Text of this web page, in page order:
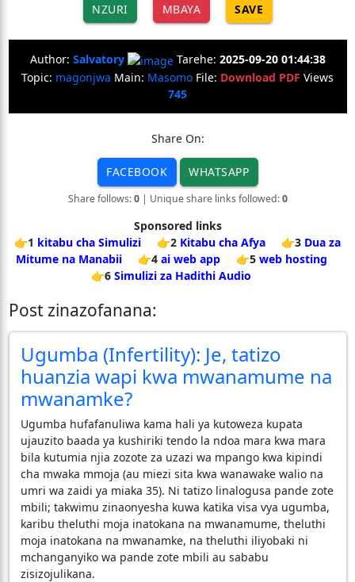
NZURI MBAYA SAVE
Author: Salvatory Tarehe: 2025-09-20 01:44:38
Topic: magonjwa Main: Masomo File: Download PDF Views
745
Share On:
FACEBOOK WHATSAPP
Share follows:0| Unique share links followed:0
Sponsored links
👉1 kitabu cha Simulizi 👉2 Kitabu cha Afya 👉3 Dua za
Mitume na Manabii
👉4 ai web app 👉5 web hosting
👉6 Simulizi za Hadithi Audio
Post zinazofanana:
Ugumba (Infertility): Je, tatizo
huanzia wapi kwa mwanamume na
mwanamke?
Ugumba hufafanuliwa kama hali ya kutoweza kupata
ujauzito baada ya kushiriki tendo la ndoa mara kwa mara
bila kutumia njia zozote za uzazi wa mpango kwa kipindi
cha mwaka mmoja (au miezi sita kwa wanawake walio na
umri wa zaidi ya miaka 35). Ni tatizo linalogusa pande zote
mbili; takwimu zinaonyesha kuwa katika visa vya ugumba,
karibu theluthi moja inatokana na mwanamume, theluthi
moja inatokana na mwanamke, na theluthi iliyobaki ni
mchanganyiko wa pande zote mbili au sababu
zisizojulikana.